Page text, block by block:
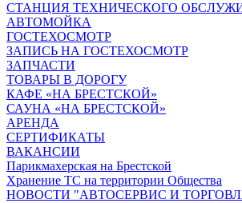
СТАНЦИЯ ТЕХНИЧЕСКОГО
АВТОМОЙКА
ГОСТЕХОСМОТР
ЗАПИСЬ НА ГОСТЕХОСМОТР
ЗАПЧАСТИ
ТОВАРЫ В ДОРОГУ
КАФЕ «НА БРЕСТСКОЙ»
САУНА «НА БРЕСТСКОЙ»
АРЕНДА
СЕРТИФИКАТЫ
ВАКАНСИИ
Парикмахерская на Брестской
Хранение ТС на территории Общества
НОВОСТИ "АВТОСЕРВИС И